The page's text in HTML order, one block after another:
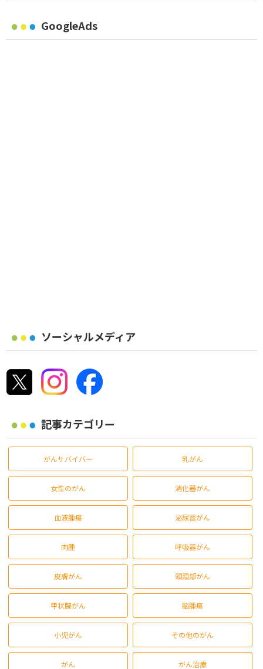
GoogleAds
ソーシャルメディア
記事カテゴリー
がんサバイバー 乳がん
女性のがん 消化器がん
血液腫瘍 泌尿器がん
肉腫 呼吸器がん
皮膚がん 頭頸部がん
甲状腺がん 脳腫瘍
小児がん その他のがん
がん がん治療